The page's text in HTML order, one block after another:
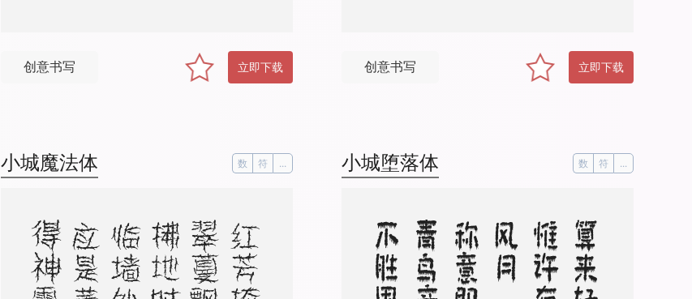
创意书写 立即下载 创意书写 立即下载
小城魔法体 数 符 ... 小城堕落体 数 符 ...